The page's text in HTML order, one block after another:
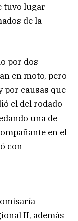
tuvo lugar
de la
por dos
en moto, pero
por causas que
el del rodado
una de
en el
con
II, además